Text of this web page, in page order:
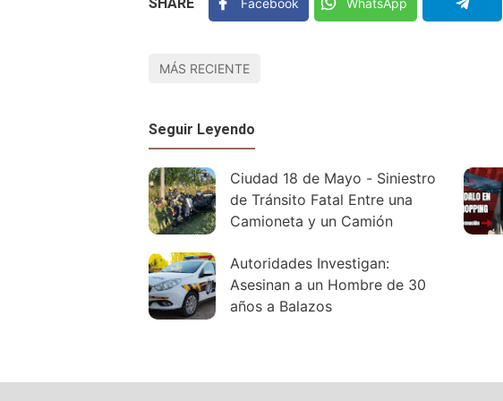
Facebook WhatsApp
MÁS RECIENTE
Seguir Leyendo
Ciudad 18 de Mayo - Siniestro
de Tránsito Fatal Entre una
Camioneta y un Camión
Autoridades Investigan:
Asesinan a un Hombre de 30
años a Balazos